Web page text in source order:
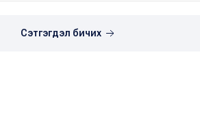
Сэтгэгдэл бичих